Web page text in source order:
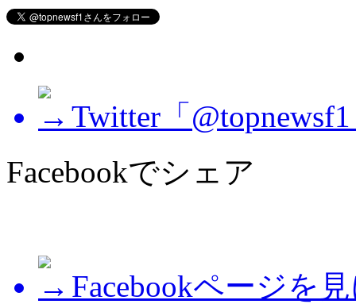
Twitter「
Facebookでシェア
Facebookページを